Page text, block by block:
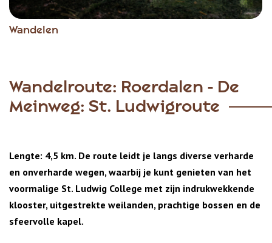
Wandelen
Wandelroute: Roerdalen - De
Meinweg: St. Ludwigroute
Lengte: 4,5 km. De route leidt je langs diverse verharde
en onverharde wegen, waarbij je kunt genieten van het
voormalige St. Ludwig College met zijn indrukwekkende
klooster, uitgestrekte weilanden, prachtige bossen en de
sfeervolle kapel.